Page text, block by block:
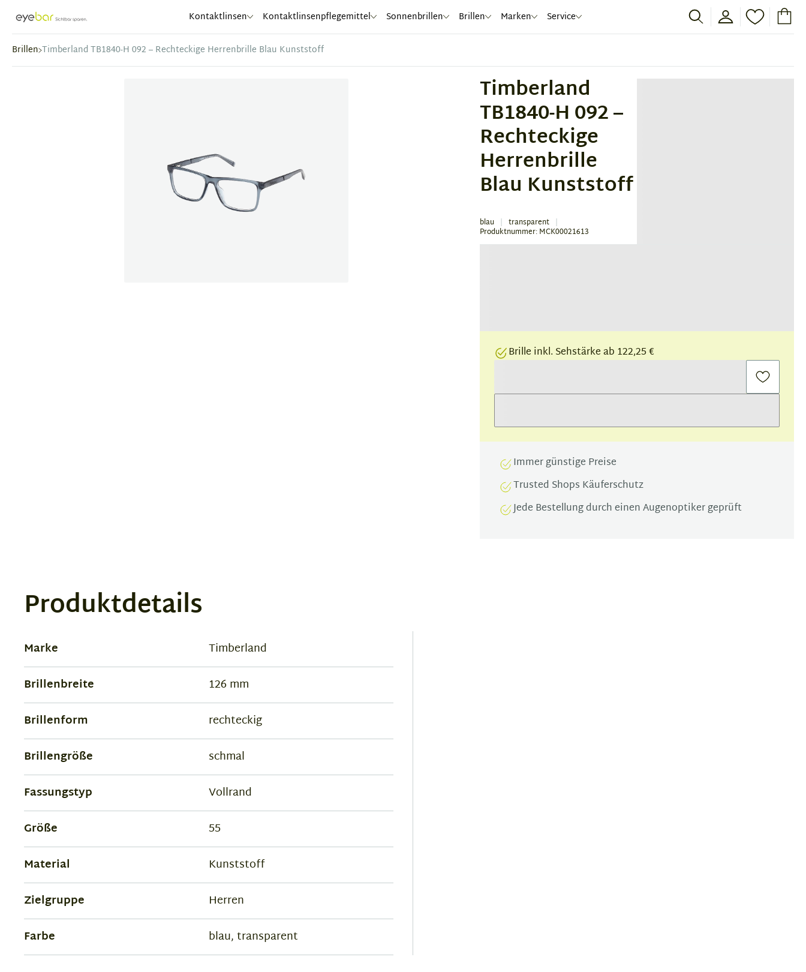
Abele Optic Kontaktlinsen Kontaktlinsenpflegemittel Sonnenbrillen Brillen Marken Service
Brillen Timberland TB1840-H 092 – Rechteckige Herrenbrille Blau Kunststoff
Timberland
TB1840-H 092 –
Rechteckige
Herrenbrille
Blau Kunststoff
blau transparent
Produktnummer: MCK00021613
Brille inkl. Sehstärke ab 122,25 €
Immer günstige Preise
Trusted Shops Käuferschutz
Jede Bestellung durch einen Augenoptiker geprüft
Produktdetails
Marke
Timberland
Brillenbreite
126 mm
Brillenform
rechteckig
Brillengröße
schmal
Fassungstyp
Vollrand
Größe
55
Material
Kunststoff
Zielgruppe
Herren
Farbe
blau, transparent